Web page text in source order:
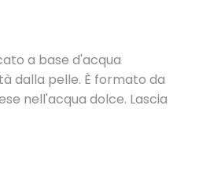
a base d'acqua
dalla pelle. È formato da
nell'acqua dolce. Lascia